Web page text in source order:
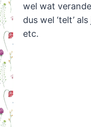
wel wat
dus wel ‘telt’
etc.